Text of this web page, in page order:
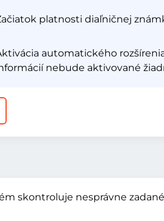
platnosti diaľničnej
automatického
nebude aktivované
skontroluje nesprávne